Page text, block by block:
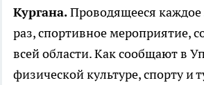
Кургана.Проводящееся каждое
раз, спортивное мероприятие,
всей области. Как сообщают в
физической культуре, спорту и